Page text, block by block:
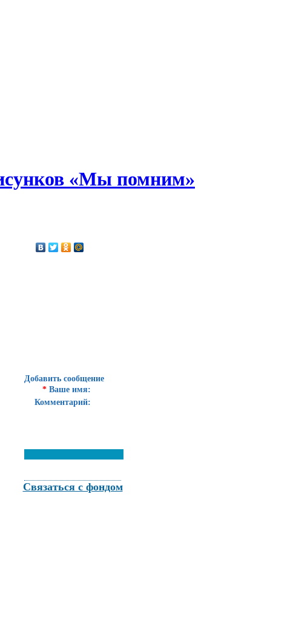
«Мы помним»
Добавить сообщение
* Ваше имя:
Комментарий:
Связаться с фондом